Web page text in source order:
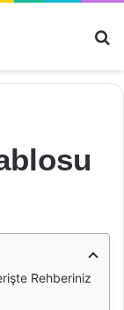
Rehberiniz